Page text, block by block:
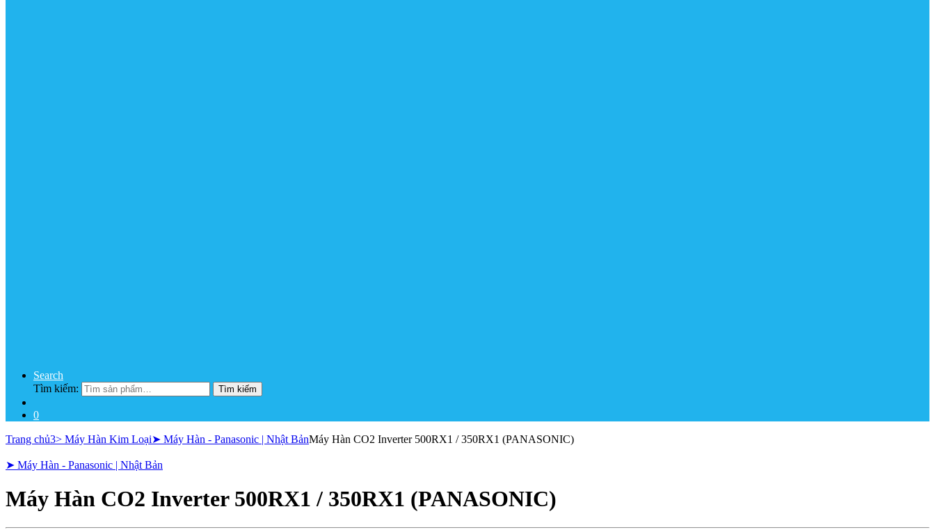
Search
Tìm kiếm:
Tìm kiếm
0
Trang chủ3> Máy Hàn Kim Loại➤ Máy Hàn - Panasonic | Nhật BảnMáy Hàn CO2 Inverter 500RX1 / 350RX1 (PANASONIC)
➤ Máy Hàn - Panasonic | Nhật Bản
Máy Hàn CO2 Inverter 500RX1 / 350RX1 (PANASONIC)